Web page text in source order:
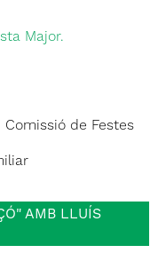
Major.
de Festes
AMB LLUÍS